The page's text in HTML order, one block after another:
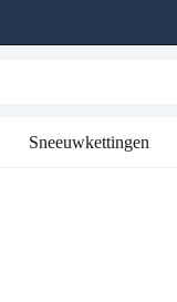
Sneeuwkettingen